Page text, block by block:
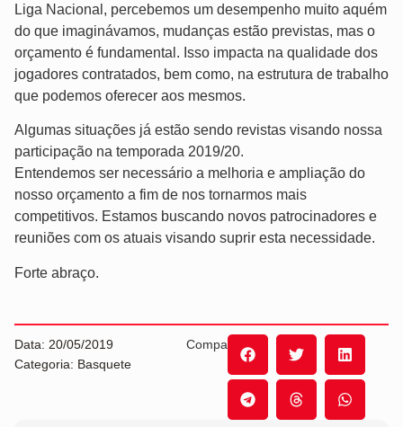
Liga Nacional, percebemos um desempenho muito aquém
do que imaginávamos, mudanças estão previstas, mas o
orçamento é fundamental. Isso impacta na qualidade dos
jogadores contratados, bem como, na estrutura de trabalho
que podemos oferecer aos mesmos.
Algumas situações já estão sendo revistas visando nossa
participação na temporada 2019/20.
Entendemos ser necessário a melhoria e ampliação do
nosso orçamento a fim de nos tornarmos mais
competitivos. Estamos buscando novos patrocinadores e
reuniões com os atuais visando suprir esta necessidade.
Forte abraço.
Data: 20/05/2019
Categoria: Basquete
Compartilhe: